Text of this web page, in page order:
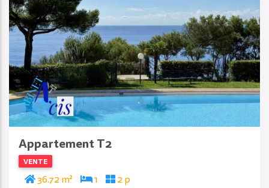
Appartement T2
VENTE
36.72 m² 1 2 p